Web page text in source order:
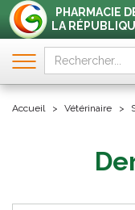
PHARMACIE
LA
Accueil Vétérinaire